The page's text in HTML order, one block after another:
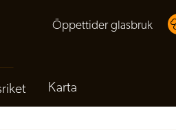
Öppettider glasbruk
Karta